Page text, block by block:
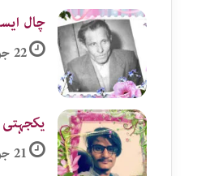
چال
22 جون, 2020
یکجہتی
21 جون, 2020